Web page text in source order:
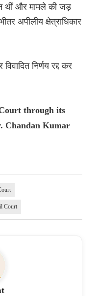
थीं और मामले की जड़
अपीलीय क्षेत्राधिकार
निर्णय रद्द कर
through its
Chandan Kumar
Court